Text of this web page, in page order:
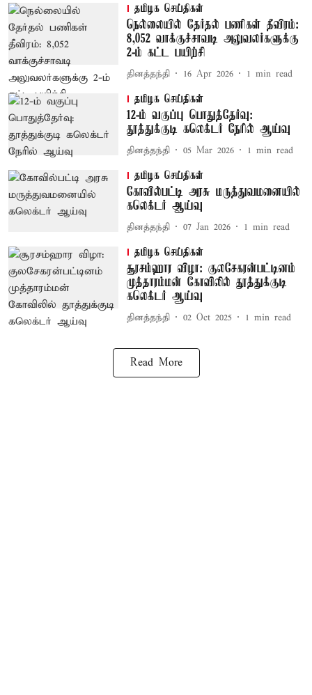
தமிழக செய்திகள்
நெல்லையில் தேர்தல் பணிகள் தீவிரம்:
8,052 வாக்குச்சாவடி அலுவலர்களுக்கு
2-ம் கட்ட பயிற்சி
தினத்தந்தி 16 Apr 2026 1 min read
தமிழக செய்திகள்
12-ம் வகுப்பு பொதுத்தேர்வு:
தூத்துக்குடி கலெக்டர் நேரில் ஆய்வு
தினத்தந்தி 05 Mar 2026 1 min read
தமிழக செய்திகள்
கோவில்பட்டி அரசு மருத்துவமனையில்
கலெக்டர் ஆய்வு
தினத்தந்தி 07 Jan 2026 1 min read
தமிழக செய்திகள்
சூரசம்ஹார விழா: குலசேகரன்பட்டினம்
முத்தாரம்மன் கோவிலில் தூத்துக்குடி
கலெக்டர் ஆய்வு
தினத்தந்தி 02 Oct 2025 1 min read
Read More